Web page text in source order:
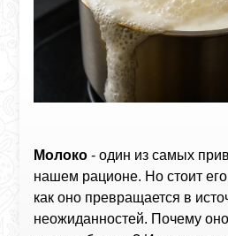
Молоко - один из самых
нашем рационе. Но стоит его
как оно превращается в
неожиданностей. Почему